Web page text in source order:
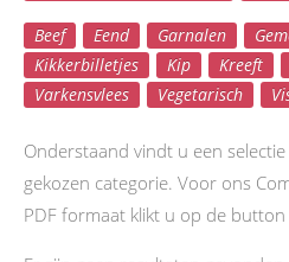
Beef Eend Garnalen
Kikkerbilletjes
Kip Kreeft
Varkensvlees
Vegetarisch
Onderstaand vindt u een
gekozen categorie. Voor ons
PDF formaat klikt u op de